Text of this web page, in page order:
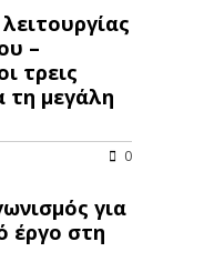
–
τρεις
τη μεγάλη
0
για
έργο στη